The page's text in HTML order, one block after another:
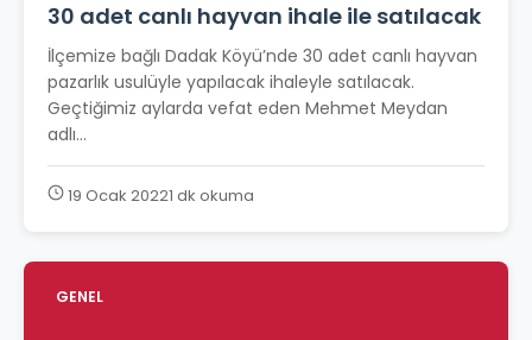
30 adet canlı hayvan ihale ile satılacak
İlçemize bağlı Dadak Köyü’nde 30 adet canlı hayvan
pazarlık usulüyle yapılacak ihaleyle satılacak.
Geçtiğimiz aylarda vefat eden Mehmet Meydan
adlı...
19 Ocak 20221 dk okuma
GENEL